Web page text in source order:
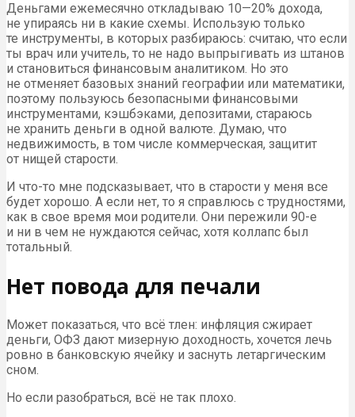
Деньгами ежемесячно откладываю 10—20% дохода,
не упираясь ни в какие схемы. Использую только
те инструменты, в которых разбираюсь: считаю, что если
ты врач или учитель, то не надо выпрыгивать из штанов
и становиться финансовым аналитиком. Но это
не отменяет базовых знаний географии или математики,
поэтому пользуюсь безопасными финансовыми
инструментами, кэшбэками, депозитами, стараюсь
не хранить деньги в одной валюте. Думаю, что
недвижимость, в том числе коммерческая, защитит
от нищей старости.
И что-то мне подсказывает, что в старости у меня все
будет хорошо. А если нет, то я справлюсь с трудностями,
как в свое время мои родители. Они пережили 90-е
и ни в чем не нуждаются сейчас, хотя коллапс был
тотальный.
Нет повода для печали
Может показаться, что всё тлен: инфляция сжирает
деньги, ОФЗ дают мизерную доходность, хочется лечь
ровно в банковскую ячейку и заснуть летаргическим
сном.
Но если разобраться, всё не так плохо.